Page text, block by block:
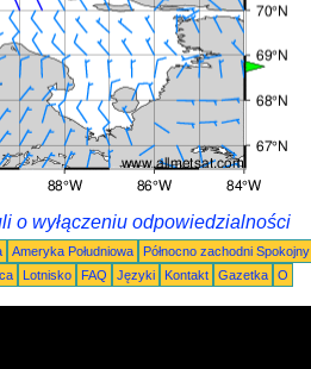
o wyłączeniu odpowiedzialności
Ameryka Południowa Północno zachodni Spokojny
Lotnisko FAQ Języki Kontakt Gazetka O